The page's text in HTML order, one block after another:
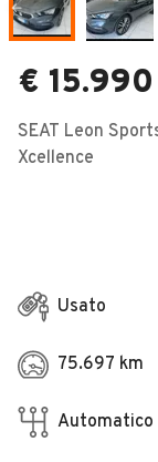
Concessionari
€ 15.990
SEAT Leon
Xcellence
Usato
75.697 km
Automatico